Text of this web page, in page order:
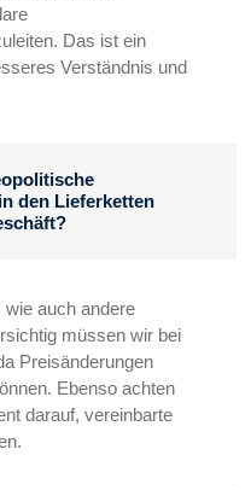
Das ist ein
Verständnis und
den Lieferketten
auch andere
müssen wir bei
Preisänderungen
Ebenso achten
darauf, vereinbarte